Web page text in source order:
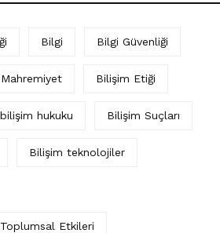
Bilgi Bilgi Güvenliği
Bilişim Etiği
bilişim hukuku Bilişim Suçları
Bilişim teknolojiler
Etkileri